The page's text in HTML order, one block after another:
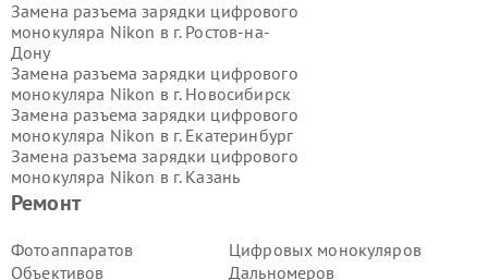
Ремонт
Фотоаппаратов
Объективов
Цифровых монокуляров
Дальномеров
Замена разъема зарядки цифрового
монокуляра Nikon в г. Ростов-на-
Дону
Замена разъема зарядки цифрового
монокуляра Nikon в г. Новосибирск
Замена разъема зарядки цифрового
монокуляра Nikon в г. Екатеринбург
Замена разъема зарядки цифрового
монокуляра Nikon в г. Казань
Замена разъема зарядки цифрового
Замена разъема зарядки цифрового
монокуляра Nikon в г.
Волгоград